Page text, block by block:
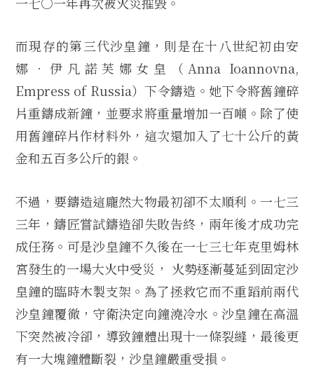
而現存的第三代沙皇鐘，則是在十八世紀初由安
娜．伊凡諾芙娜女皇（Anna Ioannovna,
Empress of Russia）下令鑄造。她下令將舊鐘碎
片重鑄成新鐘，並要求將重量增加一百噸。除了使
用舊鐘碎片作材料外，這次還加入了七十公斤的黃
金和五百多公斤的銀。
不過，要鑄造這龐然大物最初卻不太順利。一七三
三年，鑄匠嘗試鑄造卻失敗告終，兩年後才成功完
成任務。可是沙皇鐘不久後在一七三七年克里姆林
宮發生的一場大火中受災， 火勢逐漸蔓延到固定沙
皇鐘的臨時木製支架。為了拯救它而不重蹈前兩代
沙皇鐘覆徹，守衛決定向鐘澆冷水。沙皇鐘在高溫
下突然被冷卻，導致鐘體出現十一條裂縫，最後更
有一大塊鐘體斷裂，沙皇鐘嚴重受損。